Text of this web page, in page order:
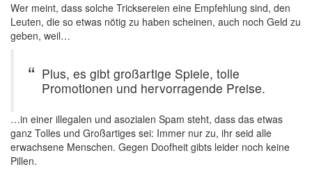
Wer meint, dass solche Tricksereien eine Empfehlung sind, den
Leuten, die so etwas nötig zu haben scheinen, auch noch Geld zu
geben, weil…
Plus, es gibt großartige Spiele, tolle
Promotionen und hervorragende Preise.
…in einer illegalen und asozialen Spam steht, dass das etwas
ganz Tolles und Großartiges sei: Immer nur zu, ihr seid alle
erwachsene Menschen. Gegen Doofheit gibts leider noch keine
Pillen.